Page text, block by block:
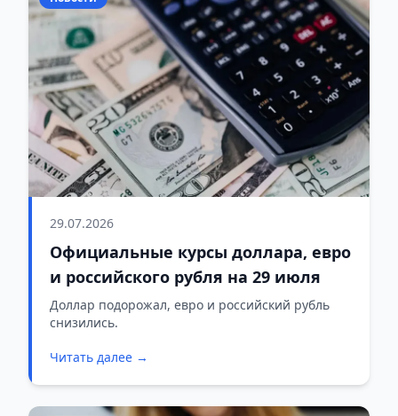
29.07.2026
Официальные курсы доллара, евро
и российского рубля на 29 июля
Доллар подорожал, евро и российский рубль
снизились.
Читать далее →